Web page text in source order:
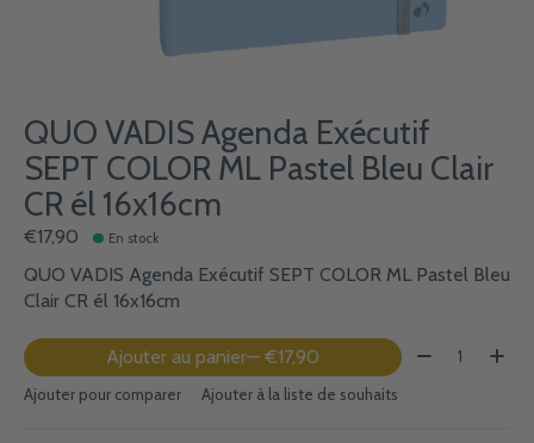
QUO VADIS Agenda Exécutif
SEPT COLOR ML Pastel Bleu Clair
CR él 16x16cm
€17,90 En stock
QUO VADIS Agenda Exécutif SEPT COLOR ML Pastel Bleu
Clair CR él 16x16cm
Ajouter au panier — €17,90 Quantité:
Ajouter pour comparer Ajouter à la liste de souhaits